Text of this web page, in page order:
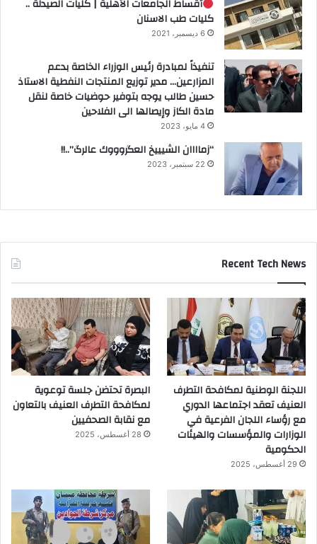
أقساط الجامعات الأهلية | كليات الصيدلة ..
كليات طب الاسنان
6 ديسمبر، 2021
تنفيذاً لمبادرة رئيس الوزراء الخاصة بدعم
المزارعين… مدير توزيع المنتجات النفطية الاستاذ
حسين طالب يوجه بتوفير حوضيات خاصة لنقل
مادة الكاز وإيصالها الى الفلاحين
4 مايو، 2023
“زماااان الشيييخ العگروووك عالرگ”..!!
22 سبتمبر، 2023
Recent Tech News
اللجنة الوطنية لمكافحة التطرف
العنيف تعقد اجتماعها الدوري
مع رؤساء اللجان الفرعية في
الوزارات والمؤسسات والهيئات
الحكومية
29 أغسطس، 2025
البصرة تحتضن جلسة توعوية
لمكافحة التطرف العنيف بالتعاون
مع نقابة الصحفيين
28 أغسطس، 2025